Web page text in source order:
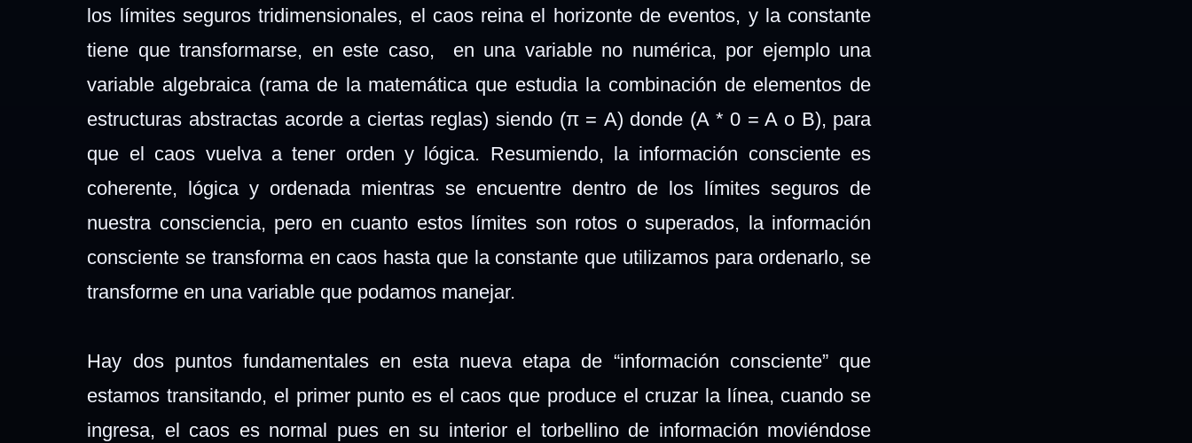
los límites seguros tridimensionales, el caos reina el horizonte de eventos, y la constante
tiene que transformarse, en este caso, en una variable no numérica, por ejemplo una
variable algebraica (rama de la matemática que estudia la combinación de elementos de
estructuras abstractas acorde a ciertas reglas) siendo (π = A) donde (A * 0 = A o B), para
que el caos vuelva a tener orden y lógica. Resumiendo, la información consciente es
coherente, lógica y ordenada mientras se encuentre dentro de los límites seguros de
nuestra consciencia, pero en cuanto estos límites son rotos o superados, la información
consciente se transforma en caos hasta que la constante que utilizamos para ordenarlo, se
transforme en una variable que podamos manejar.
Hay dos puntos fundamentales en esta nueva etapa de “información consciente” que
estamos transitando, el primer punto es el caos que produce el cruzar la línea, cuando se
ingresa, el caos es normal pues en su interior el torbellino de información moviéndose